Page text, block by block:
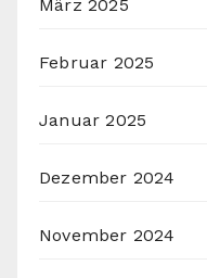
März 2025
Februar 2025
Januar 2025
Dezember 2024
November 2024